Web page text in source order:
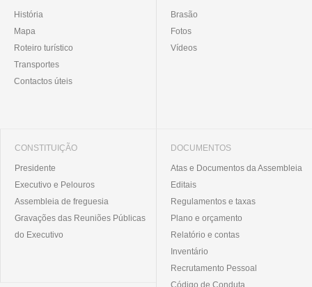
História
Mapa
Roteiro turístico
Transportes
Contactos úteis
Brasão
Fotos
Vídeos
CONSTITUIÇÃO
Presidente
Executivo e Pelouros
Assembleia de freguesia
Gravações das Reuniões Públicas
do Executivo
DOCUMENTOS
Atas e Documentos da Assembleia
Editais
Regulamentos e taxas
Plano e orçamento
Relatório e contas
Inventário
Recrutamento Pessoal
Código de Conduta